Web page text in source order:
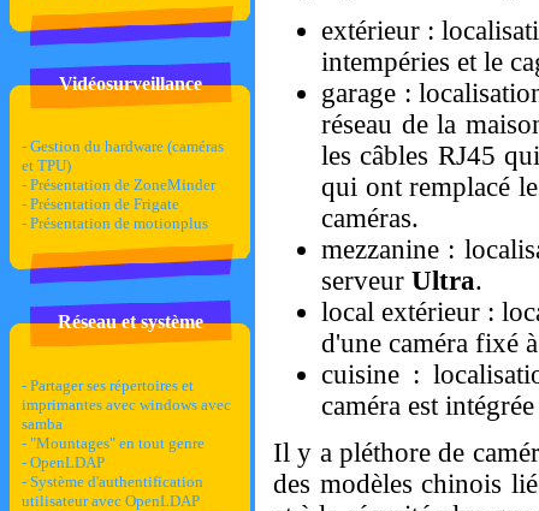
Vidéosurveillance
- Gestion du hardware (caméras
et TPU)
- Présentation de ZoneMinder
- Présentation de Frigate
- Présentation de motionplus
Réseau et système
- Partager ses répertoires et
imprimantes avec windows avec
samba
- "Mountages" en tout genre
- OpenLDAP
- Système d'authentification
utilisateur avec OpenLDAP
extérieur :
intempéries et le
garage :
réseau de la
les câbles RJ45
qui ont remplacé
caméras.
mezzanine :
serveurUltra.
local extérieur :
d'une caméra fixé
cuisine :
caméra est
Il y a pléthore de
des modèles chinois